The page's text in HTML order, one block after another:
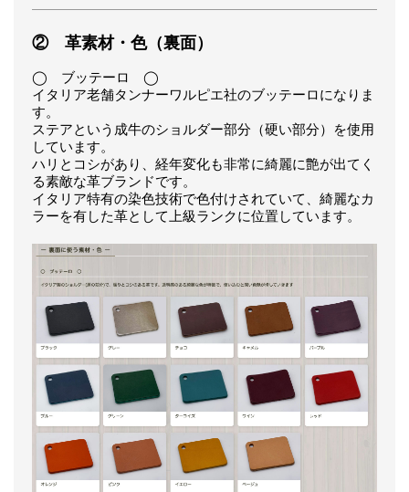
② 革素材・色（裏面）
◯ ブッテーロ ◯
イタリア老舗タンナーワルピエ社のブッテーロになりま
す。
ステアという成牛のショルダー部分（硬い部分）を使用
しています。
ハリとコシがあり、経年変化も非常に綺麗に艶が出てく
る素敵な革ブランドです。
イタリア特有の染色技術で色付けされていて、綺麗なカ
ラーを有した革として上級ランクに位置しています。